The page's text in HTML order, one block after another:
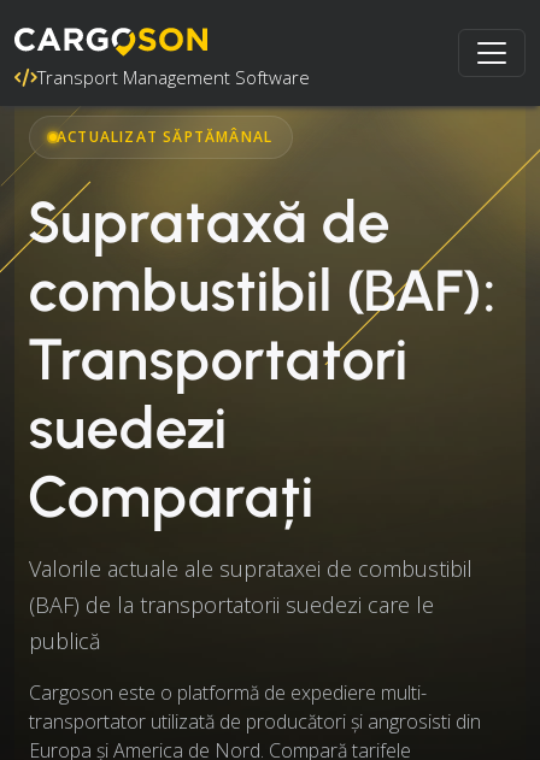
Transport Management Software
ACTUALIZAT SĂPTĂMÂNAL
Suprataxă de
combustibil (BAF):
Transportatori
suedezi
Comparați
Valorile actuale ale suprataxei de combustibil
(BAF) de la transportatorii suedezi care le
publică
Cargoson este o platformă de expediere multi-
transportator utilizată de producători și angrosisti din
Europa și America de Nord. Compară tarifele